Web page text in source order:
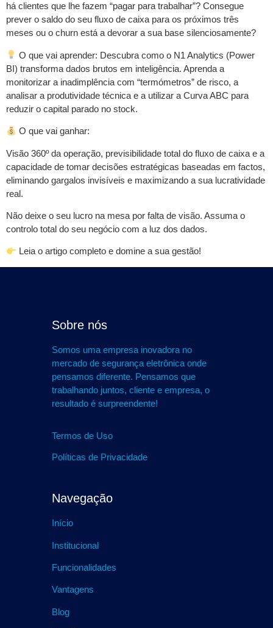
há clientes que lhe fazem “pagar para trabalhar”? Consegue
prever o saldo do seu fluxo de caixa para os próximos três
meses ou o churn está a devorar a sua base silenciosamente?
O que vai aprender: Descubra como o N1 Analytics (Power
BI) transforma dados brutos em inteligência. Aprenda a
monitorizar a inadimplência com “termómetros” de risco, a
analisar a produtividade técnica e a utilizar a Curva ABC para
reduzir o capital parado no stock.
O que vai ganhar:
Visão 360º da operação, previsibilidade total do fluxo de caixa e a
capacidade de tomar decisões estratégicas baseadas em factos,
eliminando gargalos invisíveis e maximizando a sua lucratividade
real.
Não deixe o seu lucro na mesa por falta de visão. Assuma o
controlo total do seu negócio com a luz dos dados.
Leia o artigo completo e domine a sua gestão!
Sobre nós
Somos uma empresa inovadora no
mercado de segurança eletrônica onde
pensamos diferente. Pensamos que
trabalhando juntos, cliente e empresa, o
resultado é surpreendente!
Termos de Uso
Políticas de Privacidade
Navegação
Início
Institucional
Funcionalidades
Vantagens
Blog